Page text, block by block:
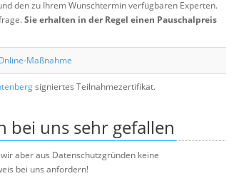
den zu Ihrem Wunschtermin verfügbaren Experten.
Sie erhalten in der Regel einen Pauschalpreis
Maßnahme
signiertes Teilnahmezertifikat.
bei uns sehr gefallen
aber aus Datenschutzgründen keine
bei uns anfordern!